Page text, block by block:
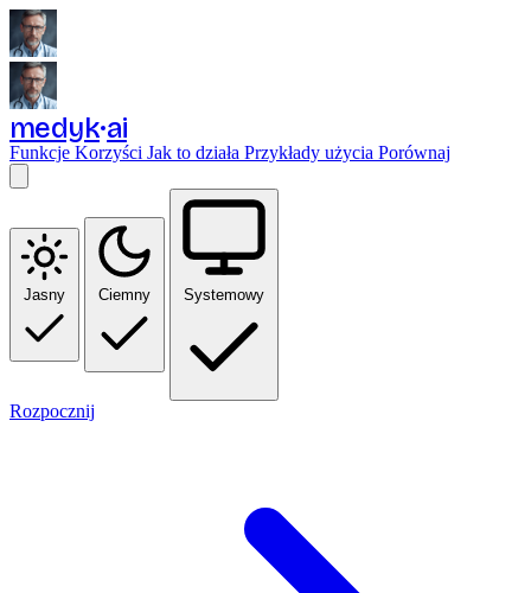
medyk ai
Funkcje Korzyści Jak to działa Przykłady użycia Porównaj
Jasny Ciemny Systemowy
Rozpocznij